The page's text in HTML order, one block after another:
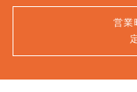
営業